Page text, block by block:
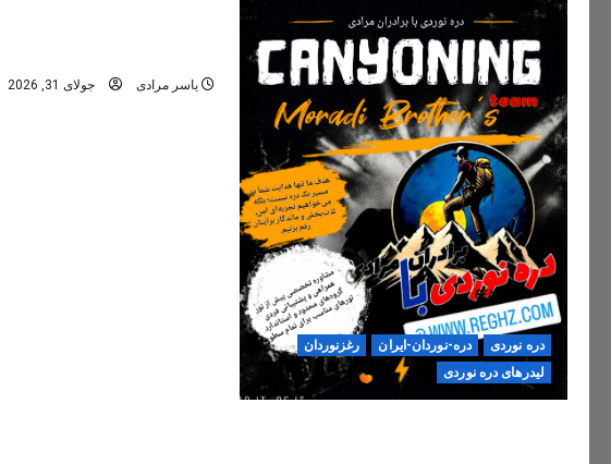
یاسر مرادی جولای 31, 2026
دره نوردی دره-نوردان-ایران
رغزنوردان
لیدرهای دره نوردی